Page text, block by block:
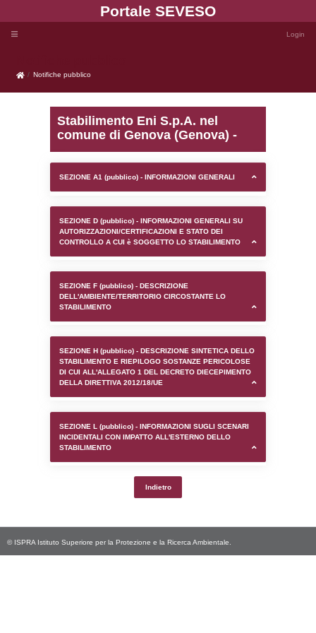
Portale
Notifiche pubblico
Notifiche pubblico
Stabilimento Eni S.p.A.
comune di Genova
SEZIONE A1 (pubblico) - INFORMAZIONI
SEZIONE D (pubblico) - INFORMAZIONI
AUTORIZZAZIONI/CERTIFICAZIONI E
CONTROLLO A CUI è SOGGETTO LO
SEZIONE F (pubblico) - DESCRIZIONE
SEZIONE H (pubblico) - DESCRIZIONE
STABILIMENTO E RIEPILOGO SOSTANZE